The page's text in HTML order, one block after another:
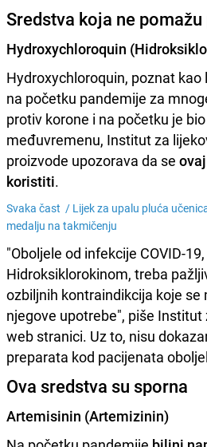
Sredstva koja ne
Hydroxychloroquin
Hydroxychloroquin, poznat
na početku pandemije za
protiv korone i na početku je
međuvremenu, Institut za
proizvode upozorava da se
koristiti.
Svaka čast / Lijek za upalu pluća
medalju na takmičenju
"Oboljele od infekcije COVID-
Hidroksiklorokinom, treba
ozbiljnih kontraindikcija koje
njegove upotrebe", piše Institut
web stranici. Uz to, nisu
preparata kod pacijenata
Ova sredstva su sporna
Artemisinin (Artemizinin)